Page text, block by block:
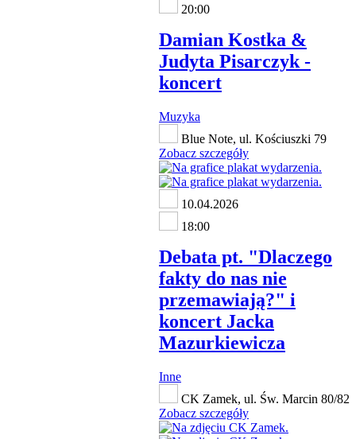
20:00
Damian Kostka &
Judyta Pisarczyk -
koncert
Muzyka
Blue Note, ul. Kościuszki 79
Zobacz szczegóły
10.04.2026
18:00
Debata pt. "Dlaczego
fakty do nas nie
przemawiają?" i
koncert Jacka
Mazurkiewicza
Inne
CK Zamek, ul. Św. Marcin 80/82
Zobacz szczegóły